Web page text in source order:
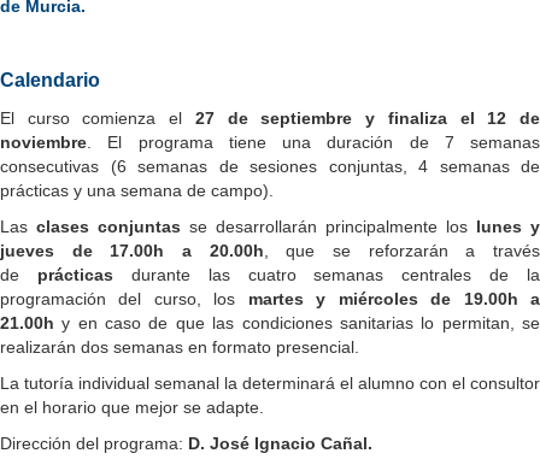
de Murcia.
Calendario
El curso comienza el 27 de septiembre y finaliza el 12 de
noviembre. El programa tiene una duración de 7 semanas
consecutivas (6 semanas de sesiones conjuntas, 4 semanas de
prácticas y una semana de campo).
Las clases conjuntas se desarrollarán principalmente los lunes y
jueves de 17.00h a 20.00h, que se reforzarán a través
de prácticas durante las cuatro semanas centrales de la
programación del curso, los martes y miércoles de 19.00h a
21.00hy en caso de que las condiciones sanitarias lo permitan, se
realizarán dos semanas en formato presencial.
La tutoría individual semanal la determinará el alumno con el consultor
en el horario que mejor se adapte.
Dirección del programa: D. José Ignacio Cañal.